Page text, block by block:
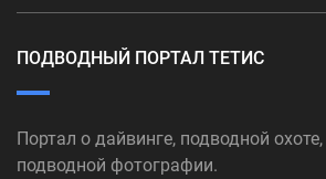
ПОДВОДНЫЙ ПОРТАЛ ТЕТИС
Портал о дайвинге, подводной
подводной фотографии.